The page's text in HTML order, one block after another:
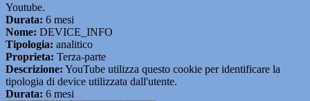
Youtube.
Durata: 6 mesi
Nome: DEVICE_INFO
Tipologia: analitico
Proprieta: Terza-parte
Descrizione: YouTube utilizza questo cookie per identificare la
tipologia di device utilizzata dall'utente.
Durata: 6 mesi